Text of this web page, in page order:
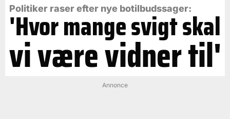
Politiker raser efter nye botilbudssager:
'Hvor mange svigt skal
vi være vidner til'
Annonce